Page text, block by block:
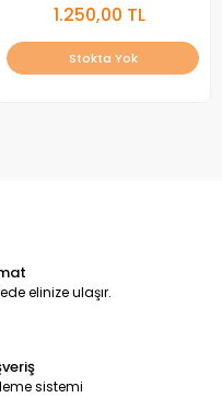
1.250,00 TL
Stokta Yok
elinize ulaşır.
sistemi